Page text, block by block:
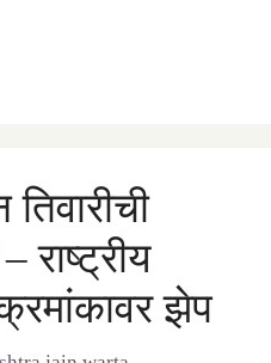
तिवारीची
राष्ट्रीय
झेप